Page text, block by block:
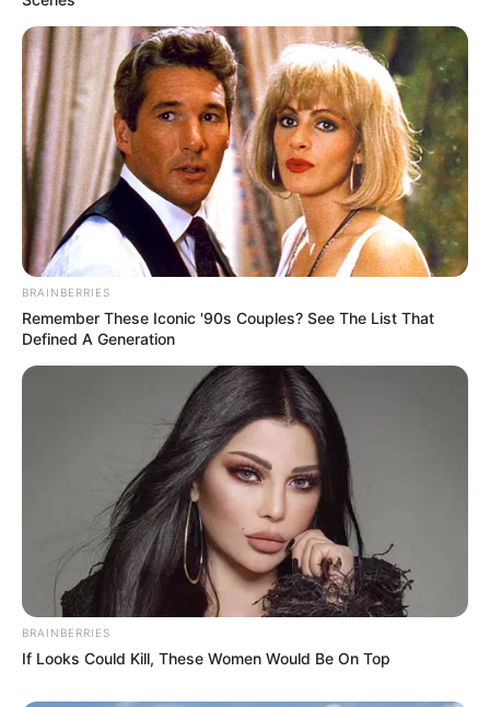
BRAINBERRIES
Remember These Iconic '90s Couples? See The List That
Defined A Generation
BRAINBERRIES
If Looks Could Kill, These Women Would Be On Top